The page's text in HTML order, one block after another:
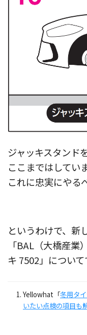
ジャッキスタンド
ここまではしてい
これに忠実にやる
というわけで、新
「BAL（大橋産業
キ 7502」について
Yellowhat「冬用タ
いたい点検の項目も